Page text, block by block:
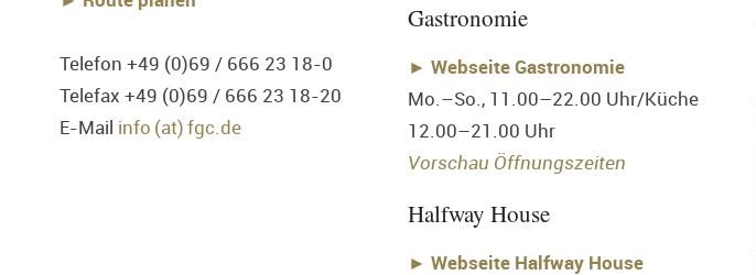
Telefon +49 (0)69 / 666 23 18-0
Telefax +49 (0)69 / 666 23 18-20
E-Mail info (at) fgc.de
Gastronomie
►Webseite Gastronomie
Mo.–So., 11.00–22.00 Uhr/Küche
12.00–21.00 Uhr
Vorschau Öffnungszeiten
Halfway House
►Webseite Halfway House